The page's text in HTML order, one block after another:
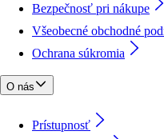
Bezpečnosť pri nákupe
Všeobecné obchodné
Ochrana súkromia
O nás
Prístupnosť